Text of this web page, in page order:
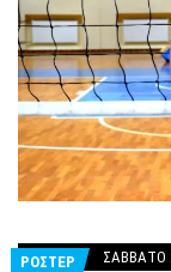
ΡΟΣΤΕΡ ΣΆΒΒΑΤΟ